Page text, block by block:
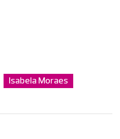
Isabela Moraes